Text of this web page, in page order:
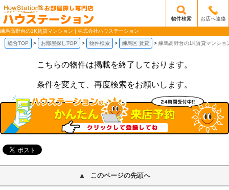
/mobile_img/head-logo.png
物件検索 お店へ連絡
練馬高野台の1K賃貸マンション | 株式会社ハウステーション
総合TOP お部屋探しTOP 物件検索 練馬区 賃貸 練馬高野台の1K賃貸マンショ
こちらの物件は掲載を終了しております。
条件を変えて、再度検索をお願いします。
このページの先頭へ